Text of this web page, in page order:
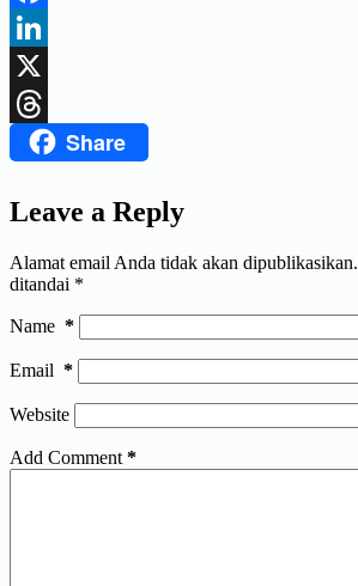
Facebook
LinkedIn
X
ThreadsShare
Leave a Reply
Alamat email Anda tidak akan dipublikasikan.
ditandai *
Name *
Email *
Website
Add Comment *